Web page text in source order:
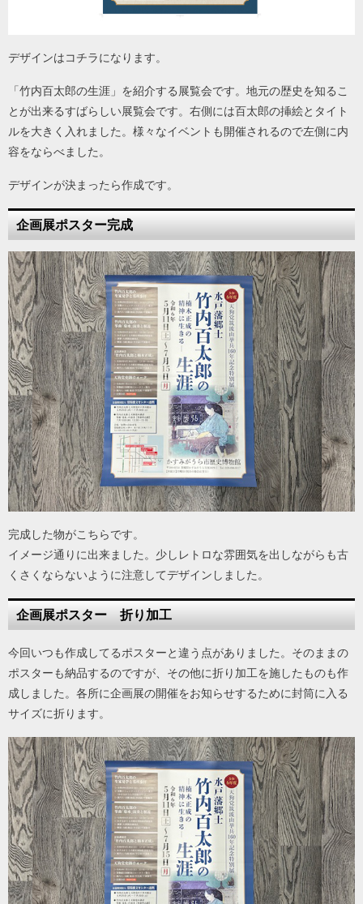
デザインはコチラになります。
「竹内百太郎の生涯」を紹介する展覧会です。地元の歴史を知るこ
とが出来るすばらしい展覧会です。右側には百太郎の挿絵とタイト
ルを大きく入れました。様々なイベントも開催されるので左側に内
容をならべました。
デザインが決まったら作成です。
企画展ポスター完成
完成した物がこちらです。
イメージ通りに出来ました。少しレトロな雰囲気を出しながらも古
くさくならないように注意してデザインしました。
企画展ポスター 折り加工
今回いつも作成してるポスターと違う点がありました。そのままの
ポスターも納品するのですが、その他に折り加工を施したものも作
成しました。各所に企画展の開催をお知らせするために封筒に入る
サイズに折ります。